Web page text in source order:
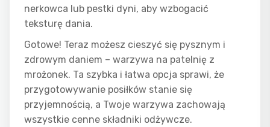
nerkowca lub pestki dyni, aby wzbogacić
teksturę dania.
Gotowe! Teraz możesz cieszyć się pysznym i
zdrowym daniem – warzywa na patelnię z
mrożonek. Ta szybka i łatwa opcja sprawi, że
przygotowywanie posiłków stanie się
przyjemnością, a Twoje warzywa zachowają
wszystkie cenne składniki odżywcze.